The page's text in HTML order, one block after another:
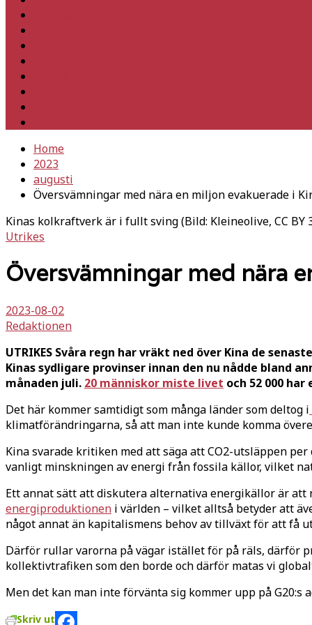
Home
2023
augusti
Översvämningar med nära en miljon evakuerade i
Kinas kolkraftverk är i fullt sving (Bild: Kleineolive, CC BY
Utrikes
Översvämningar med nära
2023-08-02
Redaktionen
UTRIKES Svåra regn har vräkt ned över Kina de
Kinas sydligare provinser innan den nu nådde bland
månaden juli. 20 människor miste livet och 52 000
Det här kommer samtidigt som många länder som deltog i
klimatförändringarna, så att man inte kunde komma
Kina svarade kritiken med att säga att CO2-utsläppen
vanligt minskningen av energi från fossila källor, vilket
Ett annat sätt att diskutera alternativa energikällor är
energiproduktionen i världen – vilket alltså betyder att
något annat än kapitalismens behov av tillväxt för att få
Därför rullar varorna på vägar istället för på räls, därför
kollektivtrafiken som den borde och därför matas vi
Men det kan man inte förvänta sig kommer upp på G20:s
Skriv ut